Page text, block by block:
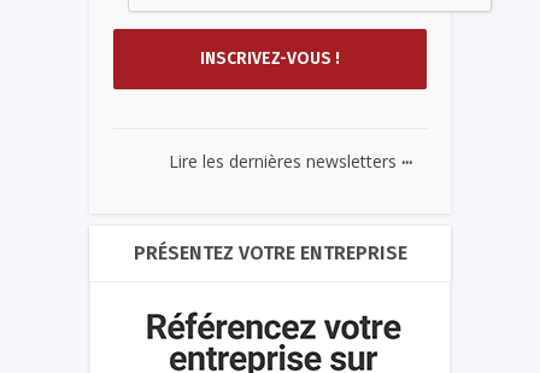
Lire les dernières newsletters ...
PRÉSENTEZ VOTRE ENTREPRISE